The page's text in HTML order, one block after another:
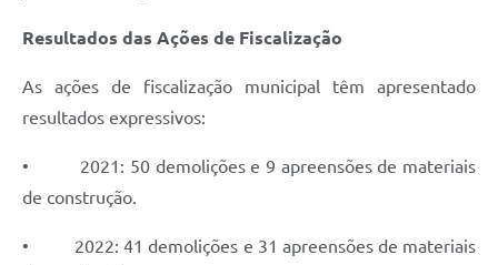
Resultados das Ações de Fiscalização
As ações de fiscalização municipal têm apresentado
resultados expressivos:
• 2021: 50 demolições e 9 apreensões de materiais
de construção.
• 2022: 41 demolições e 31 apreensões de materiais